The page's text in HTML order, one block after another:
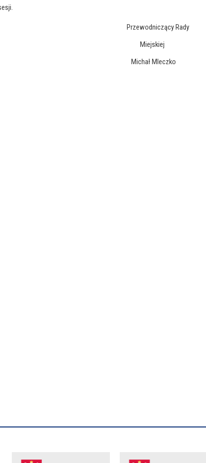
Przewodniczący Rady
Miejskiej
Michał Mleczko